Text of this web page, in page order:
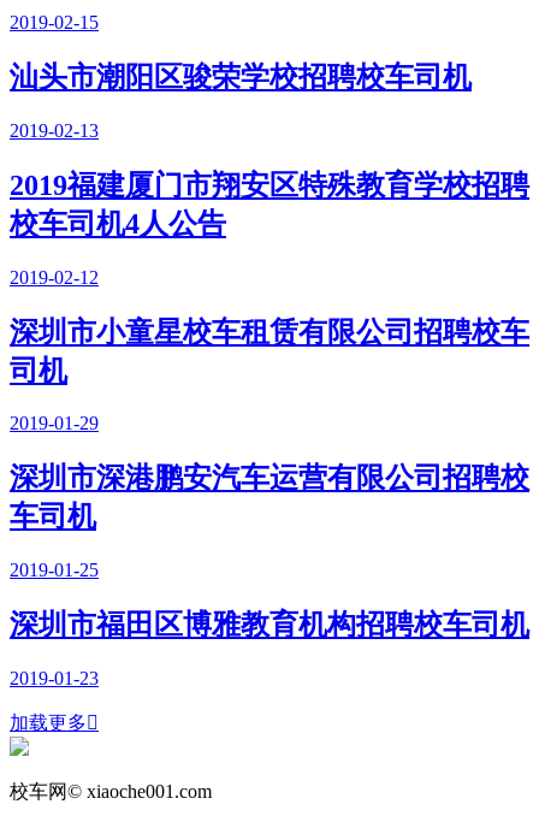
2019-02-15
汕头市潮阳区骏荣学校招聘校车司机
2019-02-13
2019福建厦门市翔安区特殊教育学校招聘
校车司机4人公告
2019-02-12
深圳市小童星校车租赁有限公司招聘校车
司机
2019-01-29
深圳市深港鹏安汽车运营有限公司招聘校
车司机
2019-01-25
深圳市福田区博雅教育机构招聘校车司机
2019-01-23
加载更多
校车网© xiaoche001.com